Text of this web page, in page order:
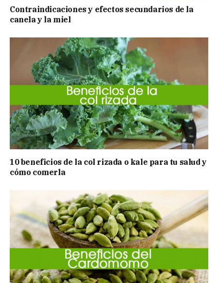
Contraindicaciones y efectos secundarios de la
canela y la miel
10 beneficios de la col rizada o kale para tu salud y
cómo comerla